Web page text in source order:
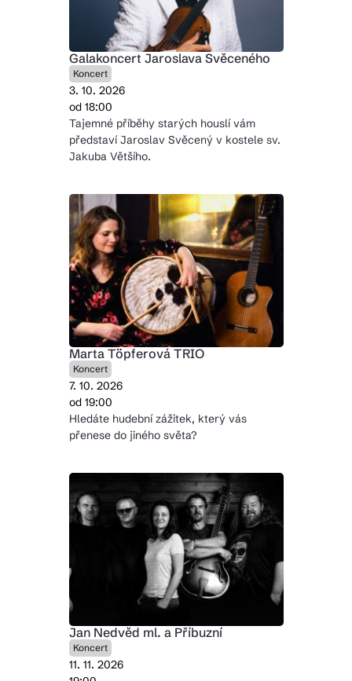
Galakoncert Jaroslava Svěceného
Koncert
3. 10. 2026
od 18:00
Tajemné příběhy starých houslí vám
představí Jaroslav Svěcený v kostele sv.
Jakuba Většího.
Marta Töpferová TRIO
Koncert
7. 10. 2026
od 19:00
Hledáte hudební zážitek, který vás
přenese do jiného světa?
Jan Nedvěd ml. a Příbuzní
Koncert
11. 11. 2026